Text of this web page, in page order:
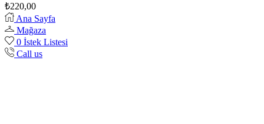
₺220,00
Ana Sayfa
Mağaza
0 İstek Listesi
Call us